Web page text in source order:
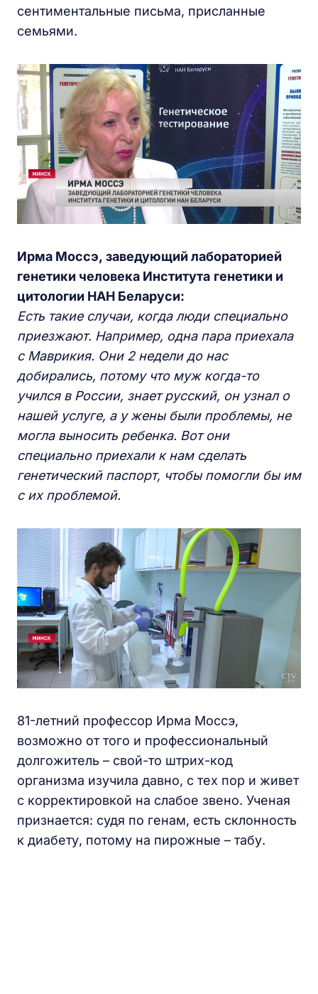
сентиментальные письма, присланные
семьями.
Ирма Моссэ, заведующий лабораторией
генетики человека Института генетики и
цитологии НАН Беларуси:
Есть такие случаи, когда люди специально
приезжают. Например, одна пара приехала
с Маврикия. Они 2 недели до нас
добирались, потому что муж когда-то
учился в России, знает русский, он узнал о
нашей услуге, а у жены были проблемы, не
могла выносить ребенка. Вот они
специально приехали к нам сделать
генетический паспорт, чтобы помогли бы им
с их проблемой.
81-летний профессор Ирма Моссэ,
возможно от того и профессиональный
долгожитель – свой-то штрих-код
организма изучила давно, с тех пор и живет
с корректировкой на слабое звено. Ученая
признается: судя по генам, есть склонность
к диабету, потому на пирожные – табу.